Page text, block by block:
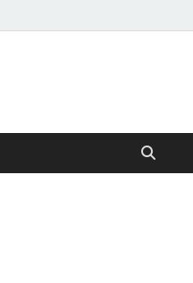
Kulübü –
En Güncel